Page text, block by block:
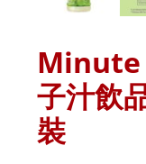
Minute
子汁飲
裝